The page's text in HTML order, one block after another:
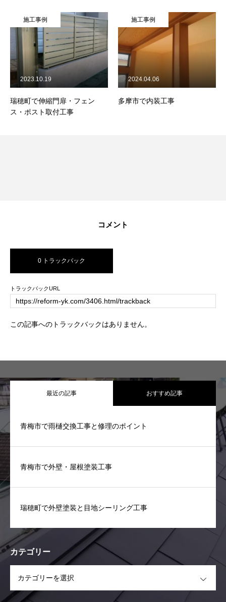
施工事例
瑞穂町で伸縮門扉・フェン
ス・ポスト取付工事
2023.10.19
施工事例
多摩市で内装工事
2024.04.06
コメント
0 トラックバック
トラックバックURL
この記事へのトラックバックはありません。
最近の記事 おすすめ記事
青梅市で雨樋交換工事と修理のポイント
青梅市で外壁・屋根塗装工事
瑞穂町で外壁塗装と目地シーリング工事
カテゴリー